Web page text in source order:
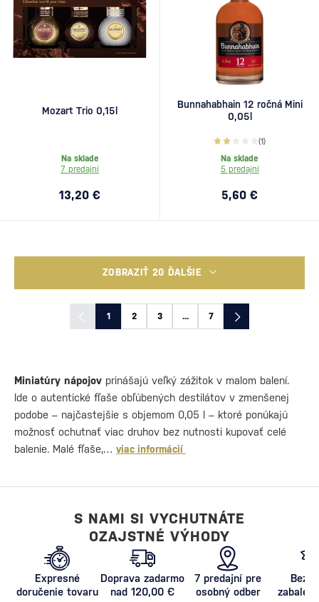
Mozart Trio 0,15l
Na sklade
7 predajní
13,20 €
Bunnahabhain 12 ročná Mini
0,05l
(1)
Na sklade
5 predajní
5,60 €
ZOBRAZIŤ 20 ĎALŠIE
1 2 3 ... 7
Miniatúry nápojov prinášajú veľký zážitok v malom balení.
Ide o autentické fľaše obľúbených destilátov v zmenšenej
podobe – najčastejšie s objemom 0,05 l – ktoré ponúkajú
možnosť ochutnať viac druhov bez nutnosti kupovať celé
balenie. Malé fľaše,… viac informácií
S NAMI SI VYCHUTNÁTE
OZAJSTNÉ VÝHODY
Expresné
doručenie tovaru
Doprava zadarmo
nad 120,00 €
7 predajní pre
osobný odber